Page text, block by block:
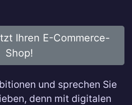
Ihren E-Commerce-
Shop!
und sprechen Sie
denn mit digitalen